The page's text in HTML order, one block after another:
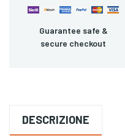
Guarantee safe &
secure checkout
DESCRIZIONE